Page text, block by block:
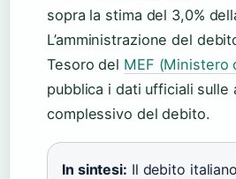
sopra la stima del 3,0%
L’amministrazione del
Tesoro del MEF (Ministero
pubblica i dati ufficiali sulle
complessivo del debito.
In sintesi: Il debito